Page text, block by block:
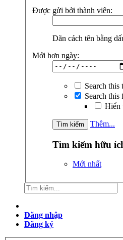
Được gửi bởi thành viên:
Dãn cách tên bằng
Mới hơn ngày:
Search this
Search
Hiển
Thêm...
Tìm kiếm hữu
Mới nhất
Đăng nhập
Đăng ký